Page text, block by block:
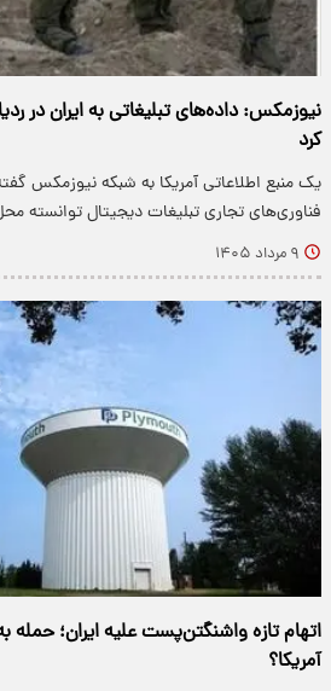
نیوزمکس: داده‌های تبلیغاتی به ایران در
کرد
یک منبع اطلاعاتی آمریکا به شبکه نیوزمکس
فناوری‌های تجاری تبلیغات دیجیتال توانسته
۹ مرداد ۱۴۰۵
اتهام تازه واشنگتن‌پست علیه ایران؛ حمله
آمریکا؟